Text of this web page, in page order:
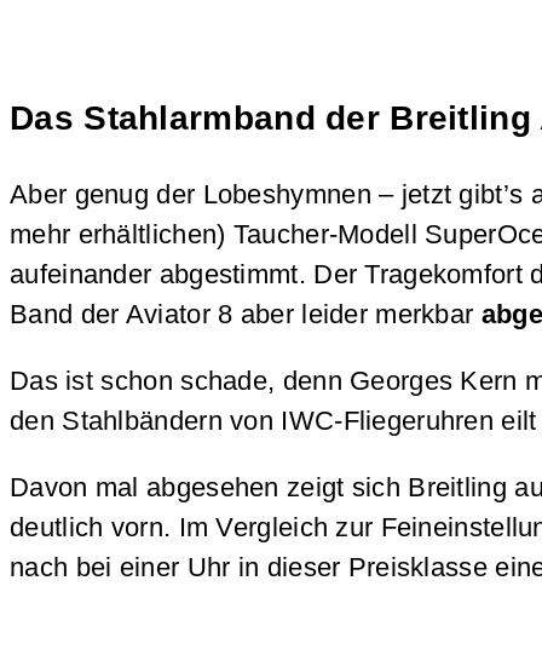
Das Stahlarmband der
Aber genug der Lobeshymnen – jetzt
mehr erhältlichen) Taucher-Modell
aufeinander abgestimmt. Der Tragekomfort
Band der Aviator 8 aber leider merkbar
Das ist schon schade, denn Georges Kern
den Stahlbändern von IWC-Fliegeruhren
Davon mal abgesehen zeigt sich Breitling
deutlich vorn. Im Vergleich zur
nach bei einer Uhr in dieser Preisklasse